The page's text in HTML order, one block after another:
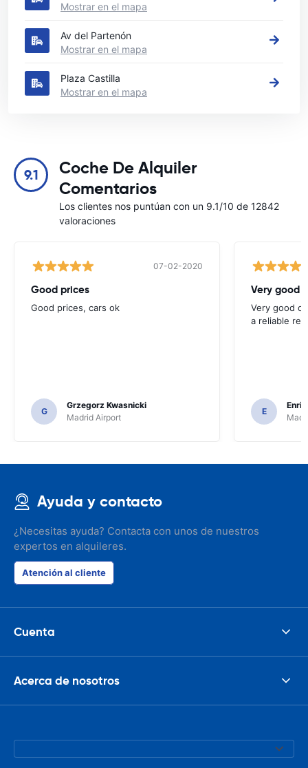
Mostrar en el mapa
Av del Partenón
Mostrar en el mapa
Plaza Castilla
Mostrar en el mapa
9.1
Coche De Alquiler
Comentarios
Los clientes nos puntúan con un 9.1/10 de 12842
valoraciones
07-02-2020
Good prices
Good prices, cars ok
G
Grzegorz Kwasnicki
Madrid Airport
Very good
Very good
a reliable
E
Ayuda y contacto
¿Necesitas ayuda? Contacta con unos de nuestros
expertos en alquileres.
Atención al cliente
Cuenta
Acerca de nosotros